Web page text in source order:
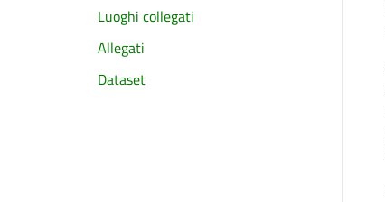
Luoghi collegati
Allegati
Dataset